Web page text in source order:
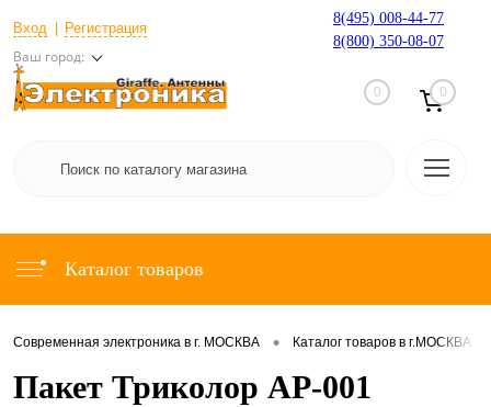
Вход Регистрация
Ваш город:
8(495) 008-44-77
8(800) 350-08-07
0 0
Каталог товаров
Современная электроника в г. МОСКВА • Каталог товаров в г.МОСКВА
Пакет Триколор АР-001